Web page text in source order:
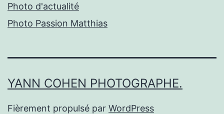
Photo d'actualité
Photo Passion Matthias
YANN COHEN PHOTOGRAPHE.
Fièrement propulsé par WordPress